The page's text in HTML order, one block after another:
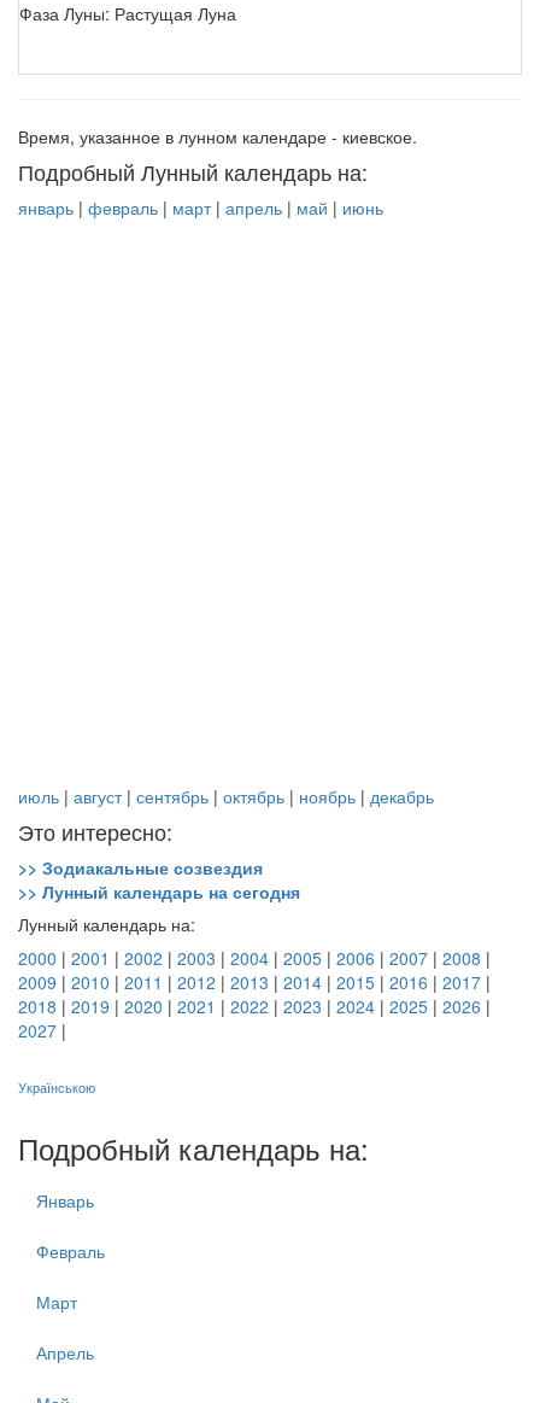
Фаза Луны: Растущая Луна
Время, указанное в лунном календаре - киевское.
Подробный Лунный календарь на:
январь | февраль | март| апрель | май | июнь
июль | август| сентябрь | октябрь | ноябрь | декабрь
Это интересно:
>> Зодиакальные созвездия
>> Лунный календарь на сегодня
Лунный календарь на:
2000 | 2001 | 2002 | 2003 | 2004 | 2005 | 2006 | 2007 | 2008 |
2009 | 2010 | 2011 | 2012 | 2013 | 2014 | 2015 | 2016 | 2017 |
2018 | 2019 | 2020 | 2021 | 2022 | 2023 | 2024 | 2025 | 2026 |
2027 |
Українською
Подробный календарь на:
Январь
Февраль
Март
Апрель